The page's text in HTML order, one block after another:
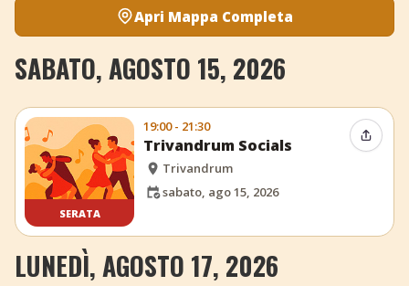
Apri Mappa Completa
SABATO, AGOSTO 15, 2026
SERATA
19:00 - 21:30
Trivandrum Socials
Trivandrum
sabato, ago 15, 2026
LUNEDÌ, AGOSTO 17, 2026